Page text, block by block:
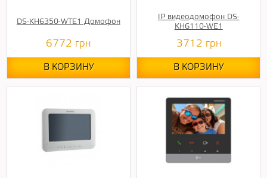
DS-KH6350-WТE1 Домофон
6772 грн
В КОРЗИНУ
IP видеодомофон DS-
KH6110-WE1
3712 грн
В КОРЗИНУ